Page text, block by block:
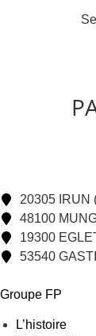
20305 IRUN
48100
19300
53540
Groupe FP
L’histoire